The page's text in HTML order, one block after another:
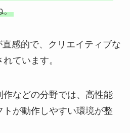
。
感的で、クリエイティブな
ています。
などの分野では、高性能
トが動作しやすい環境が整